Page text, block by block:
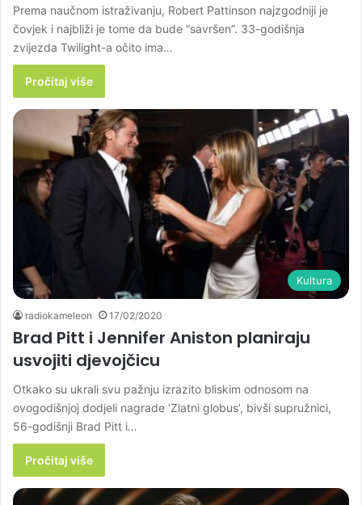
Prema naučnom istraživanju, Robert Pattinson najzgodniji je
čovjek i najbliži je tome da bude “savršen”. 33-godišnja
zvijezda Twilight-a očito ima…
Pročitaj više
Kultura
radiokameleon 17/02/2020
Brad Pitt i Jennifer Aniston planiraju
usvojiti djevojčicu
Otkako su ukrali svu pažnju izrazito bliskim odnosom na
ovogodišnjoj dodjeli nagrade ‘Zlatni globus’, bivši supružnici,
56-godišnji Brad Pitt i…
Pročitaj više